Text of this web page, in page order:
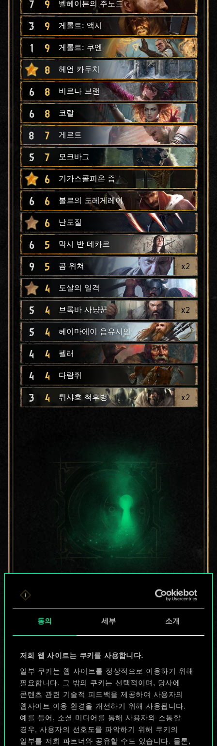
동의 세부 소개
저희 웹 사이트는 쿠키를 사용합니다.
일부 쿠키는 웹 사이트를 정상적으로 이용하기 위해
필요합니다. 그 밖의 쿠키는 선택적이며, 당사에
콘텐츠 관련 기술적 피드백을 제공하여 사용자의
웹사이트 이용 환경을 개선하기 위해 사용됩니다.
예를 들어, 소셜 미디어를 통해 사용자와 소통할
경우, 사용자의 선호도를 파악하기 위해 쿠키의
일부를 저희 파트너와 공유할 수도 있습니다. 물론,
7 9 벨헤이븐의 주노드
3 9 게롤트: 액시
1 9 게롤트: 쿠엔
8 헤언 카두치
6 8 비르나 브랜
6 8 코랄
8 7 게르트
5 7 모크바그
6 기가스콜피온 즙
6 6 볼르의 도레게레이
6 난도질
6 5 막시 반 데카르
9 5 곰 위쳐 x2
4 도살의 일격
5 4 브록바 사냥꾼 x2
5 4 헤이마에이 음유시인
4 4 펠러
4 4 다람쥐
3 4 튀샤흐 척후병 x2
지금은 공유된
카드들에 지나지
않지만
무궁무진한
가능성을 가지고
있습니다!
덱 이름 짓기 & 가이드 작성하기